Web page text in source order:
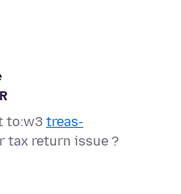
to:w3 treas-
tax return issue ?